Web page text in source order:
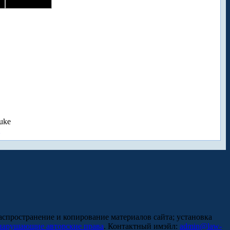
и копирование материалов сайта; установка
авторские права. Контактный имэйл: admin@law-